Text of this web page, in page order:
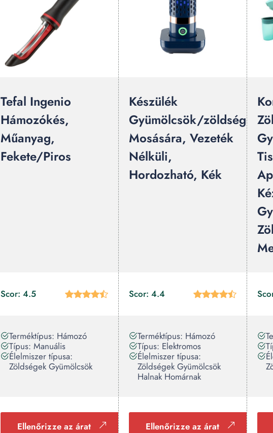
Tefal Ingenio
Hámozókés,
Műanyag,
Fekete/Piros
Scor: 4.5
Terméktípus: Hámozó
Típus: Manuális
Élelmiszer típusa:
Zöldségek Gyümölcsök
Ellenőrizze az árat
Készülék
Gyümölcsök/zöldségek
Mosására, Vezeték
Nélküli,
Hordozható, Kék
Scor: 4.4
Terméktípus: Hámozó
Típus: Elektromos
Élelmiszer típusa:
Zöldségek Gyümölcsök
Halnak Homárnak
Ellenőrizze az árat